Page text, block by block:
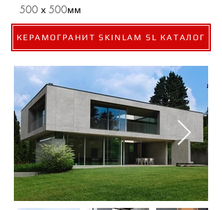
500 х 500мм
КЕРАМОГРАНИТ SKINLAM SL КАТАЛОГ